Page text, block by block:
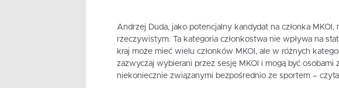
Andrzej Duda, jako potencjalny kandydat na członka MKOl,
rzeczywistym. Ta kategoria członkostwa nie wpływa na
kraj może mieć wielu członków MKOl, ale w różnych
zazwyczaj wybierani przez sesję MKOl i mogą być osobami
niekoniecznie związanymi bezpośrednio ze sportem –